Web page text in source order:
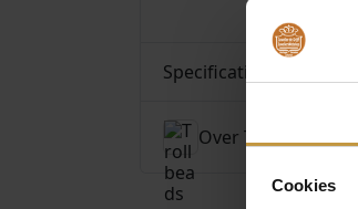
Cookies
Specificaties
Over Trollbeads